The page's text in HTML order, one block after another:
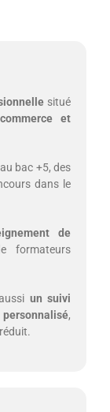
situé
et
bac +5, des
dans le
de
formateurs
un suivi
,